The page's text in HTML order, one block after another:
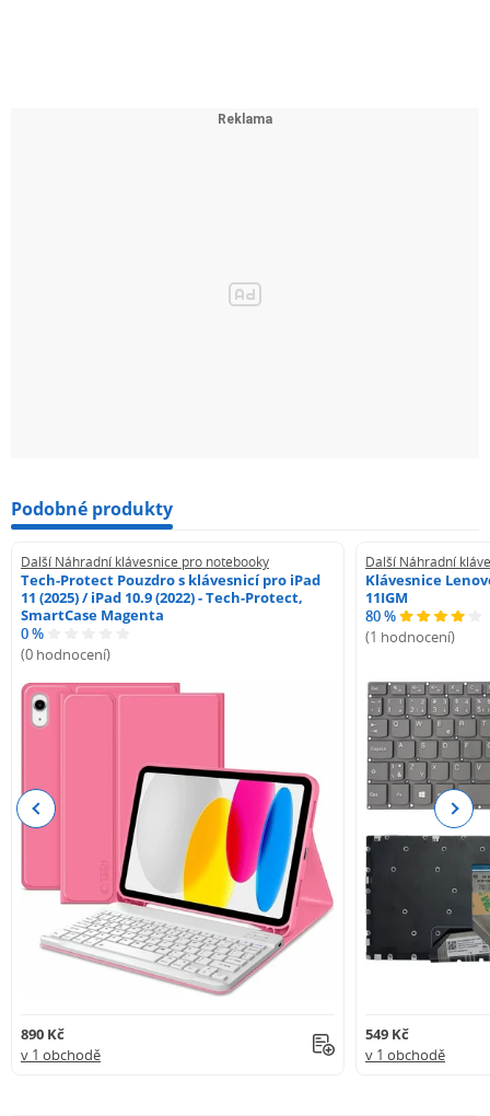
Podobné produkty
Další Náhradní klávesnice pro notebooky
Tech-Protect Pouzdro s klávesnicí pro iPad
11 (2025) / iPad 10.9 (2022) - Tech-Protect,
SmartCase Magenta
0 %
(0 hodnocení)
890 Kč
v 1 obchodě
Další Náhradní
Klávesnice
11IGM
80 %
(1 hodnocení)
549 Kč
v 1 obchodě
Previous Next